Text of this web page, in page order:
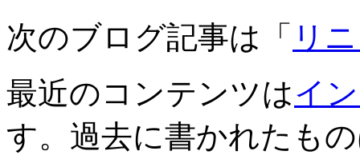
次のブログ記事は「 リ
最近のコンテンツはイ
す。過去に書かれたも